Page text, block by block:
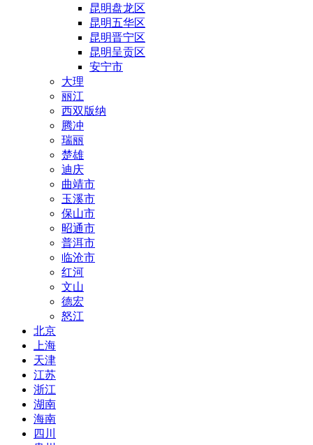
昆明盘龙区
昆明五华区
昆明晋宁区
昆明呈贡区
安宁市
大理
丽江
西双版纳
腾冲
瑞丽
楚雄
迪庆
曲靖市
玉溪市
保山市
昭通市
普洱市
临沧市
红河
文山
德宏
怒江
北京
上海
天津
江苏
浙江
湖南
海南
四川